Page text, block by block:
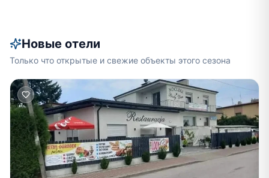
Новые отели
Только что открытые и свежие объекты этого сезона